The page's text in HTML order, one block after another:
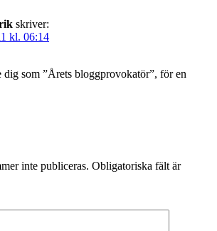
skriver:
kl. 06:14
dig som ”Årets bloggprovokatör”, för en
inte publiceras. Obligatoriska fält är